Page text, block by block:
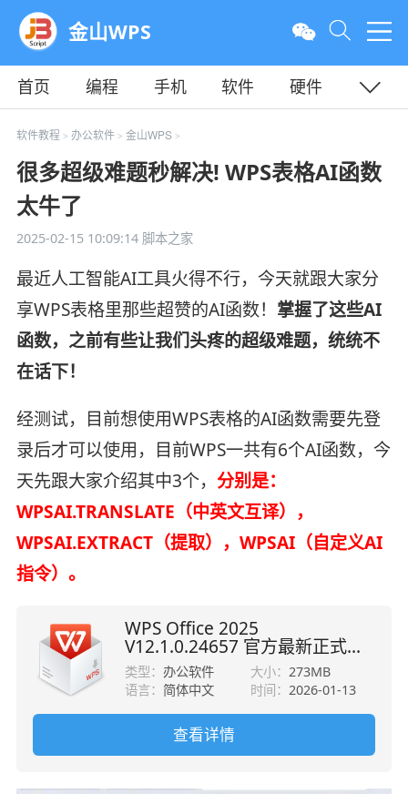
金山WPS
首页 编程 手机 软件
硬件
教程
平面 服务器
软件教程 > 办公软件> 金山WPS>
很多超级难题秒解决! WPS表格AI函数
太牛了
2025-02-15 10:09:14脚本之家
最近人工智能AI工具火得不行，今天就跟大家分
享WPS表格里那些超赞的AI函数！ 掌握了这些AI
函数，之前有些让我们头疼的超级难题，统统不
在话下！
经测试，目前想使用WPS表格的AI函数需要先登
录后才可以使用，目前WPS一共有6个AI函数，今
天先跟大家介绍其中3个， 分别是：
WPSAI.TRANSLATE（中英文互译），
WPSAI.EXTRACT（提取），WPSAI（自定义AI
指令）。
WPS Office 2025
V12.1.0.24657 官方最新正式版
32位/64位
类型：办公软件 大小： 273MB
语言： 简体中文 时间： 2026-01-13
查看详情